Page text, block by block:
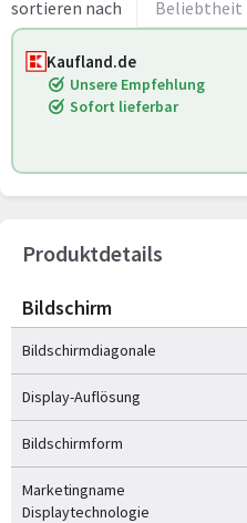
sortieren nach
Kaufland.de
Unsere Empfehlung
Sofort lieferbar
Produktdetails
Bildschirm
Bildschirmdiagonale
Display-Auflösung
Bildschirmform
Marketingname
Displaytechnologie